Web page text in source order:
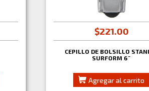
$221.00
CEPILLO DE BOLSILLO
SURFORM 6¨
Agregar al carrito